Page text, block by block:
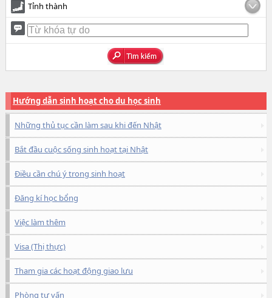
Tỉnh thành
Hướng dẫn sinh hoạt cho du học sinh
Những thủ tục cần làm sau khi đến Nhật
Bắt đầu cuộc sống sinh hoạt tại Nhật
Điều cần chú ý trong sinh hoạt
Đăng kí học bổng
Việc làm thêm
Visa (Thị thực)
Tham gia các hoạt động giao lưu
Phòng tư vấn